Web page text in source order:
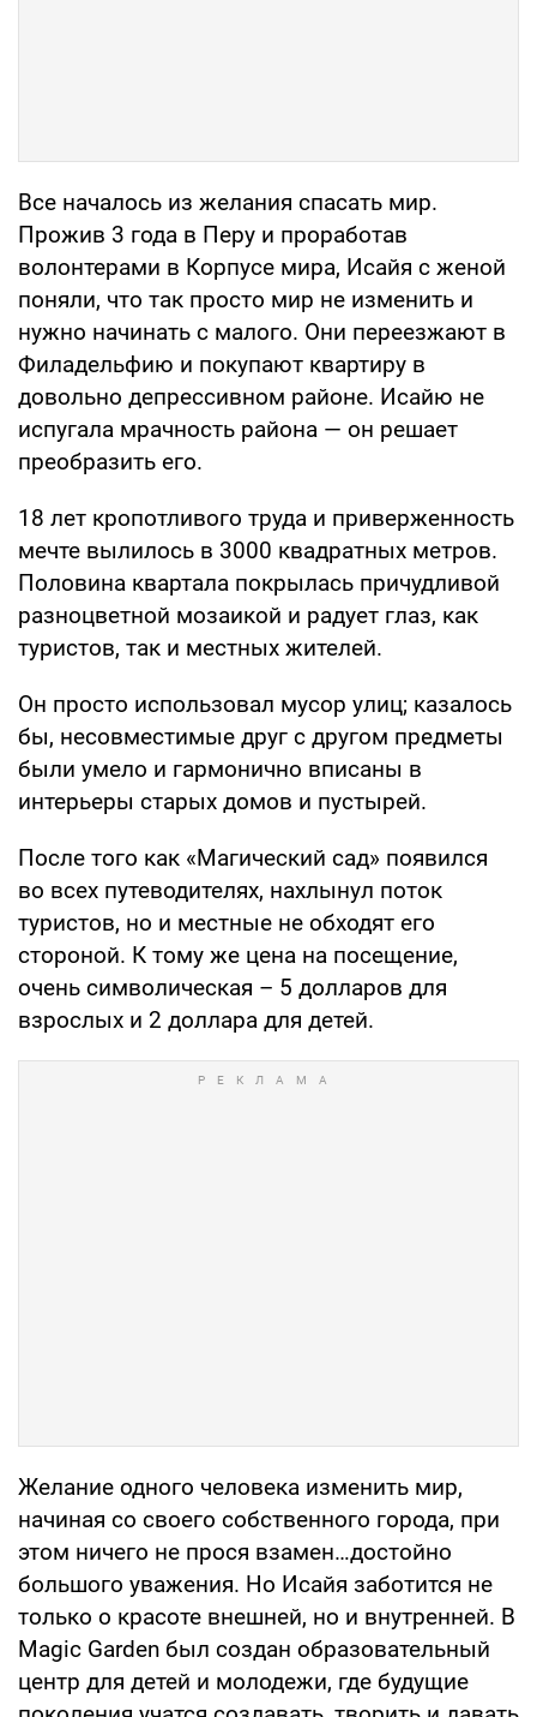
Все началось из желания спасать мир.
Прожив 3 года в Перу и проработав
волонтерами в Корпусе мира, Исайя с женой
поняли, что так просто мир не изменить и
нужно начинать с малого. Они переезжают в
Филадельфию и покупают квартиру в
довольно депрессивном районе. Исайю не
испугала мрачность района — он решает
преобразить его.
18 лет кропотливого труда и приверженность
мечте вылилось в 3000 квадратных метров.
Половина квартала покрылась причудливой
разноцветной мозаикой и радует глаз, как
туристов, так и местных жителей.
Он просто использовал мусор улиц; казалось
бы, несовместимые друг с другом предметы
были умело и гармонично вписаны в
интерьеры старых домов и пустырей.
После того как «Магический сад» появился
во всех путеводителях, нахлынул поток
туристов, но и местные не обходят его
стороной. К тому же цена на посещение,
очень символическая – 5 долларов для
взрослых и 2 доллара для детей.
Желание одного человека изменить мир,
начиная со своего собственного города, при
этом ничего не прося взамен…достойно
большого уважения. Но Исайя заботится не
только о красоте внешней, но и внутренней. В
Magic Garden был создан образовательный
центр для детей и молодежи, где будущие